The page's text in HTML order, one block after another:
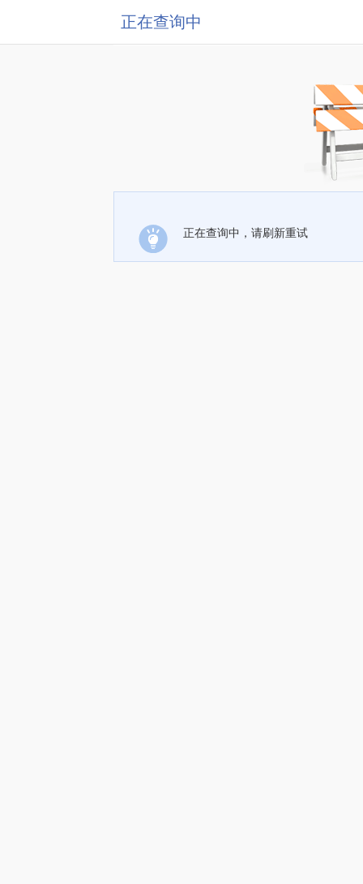
正在查询中
正在查询中，请刷新重试